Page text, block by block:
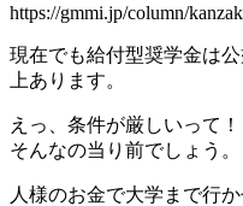
https://gmmi.jp/column/
現在でも給付型奨学金は
上あります。
えっ、条件が厳しいって！
そんなの当り前でしょう。
人様のお金で大学まで行